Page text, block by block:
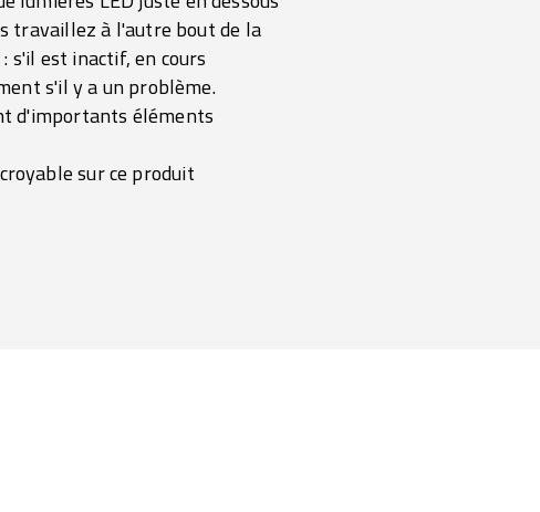
travaillez à l'autre bout de la
s'il est inactif, en cours
s'il y a un problème.
d'importants éléments
sur ce produit